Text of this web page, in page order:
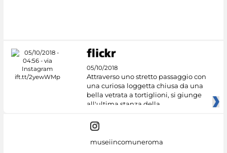
05/10/2018
Attraverso uno stretto passaggio con
una curiosa loggetta chiusa da una
bella vetrata a tortiglioni, si giunge
all'ultima stanza della
museiincomuneroma